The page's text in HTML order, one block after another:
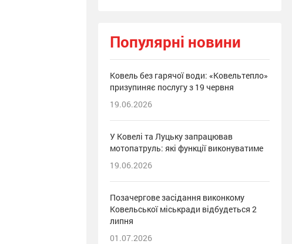
Популярні новини
Ковель без гарячої води: «Ковельтепло»
призупиняє послугу з 19 червня
19.06.2026
У Ковелі та Луцьку запрацював
мотопатруль: які функції виконуватиме
19.06.2026
Позачергове засідання виконкому
Ковельської міськради відбудеться 2
липня
01.07.2026